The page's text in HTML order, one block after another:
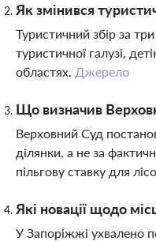
Як змінився
Туристичний збір за
туристичної галузі,
областях. Джерело
Що визначив
Верховний Суд
ділянки, а не за
пільгову ставку для
Які новації щодо
У Запоріжжі ухвалено